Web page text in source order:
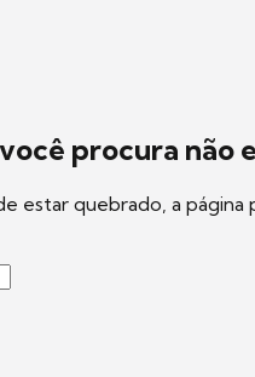
procura não
estar quebrado, a